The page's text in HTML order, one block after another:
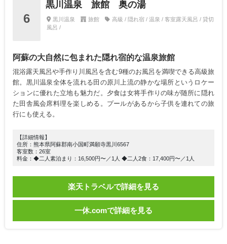
6
黒川温泉 旅館 奥の湯
黒川温泉 旅館
高級 / 隠れ宿 / 温泉 / 客室露天風呂 / 貸切
風呂 /
阿蘇の大自然に包まれた隠れ宿的な温泉旅館
混浴露天風呂や手作り川風呂を含む9種のお風呂を満喫できる高級旅
館。黒川温泉全体を流れる田の原川上流の静かな場所というロケー
ションに優れた立地も魅力だ。夕食は女将手作りの味が随所に隠れ
た田舎風会席料理を楽しめる。プールがあるから子供を連れての旅
行にも使える。
【詳細情報】
住所：熊本県阿蘇郡南小国町満願寺黒川6567
客室数：26室
料金：◆二人素泊まり：16,500円〜／1人 ◆二人2食：17,400円〜／1人
楽天トラベルで詳細を見る
一休.comで詳細を見る